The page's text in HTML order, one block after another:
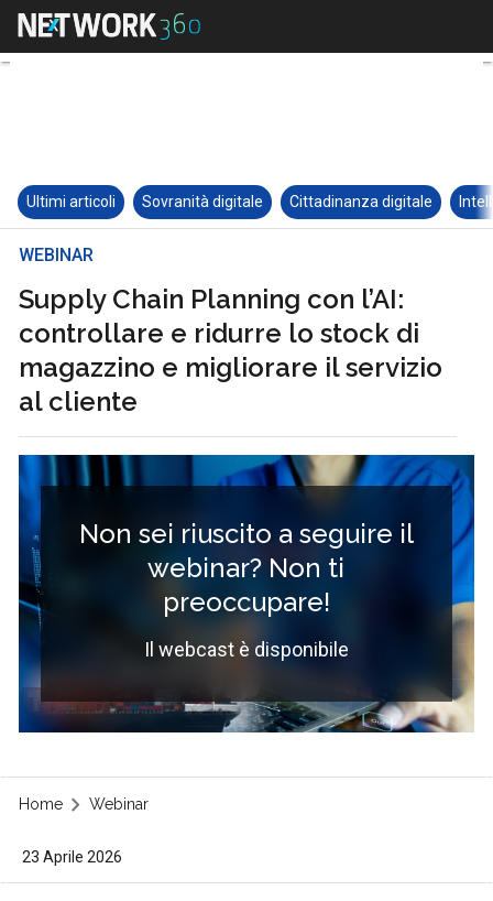
Ultimi articoli Sovranità digitale Cittadinanza digitale
WEBINAR
Supply Chain Planning con l’AI:
controllare e ridurre lo stock di
magazzino e migliorare il servizio
al cliente
Non sei riuscito a seguire il
webinar? Non ti
preoccupare!
Il webcast è disponibile
Home Webinar
23 Aprile 2026